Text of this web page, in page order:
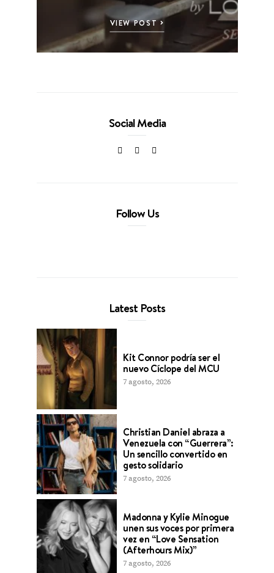
VIEW POST
Social Media
Follow Us
Latest Posts
Kit Connor podría ser el
nuevo Cíclope del MCU
7 agosto, 2026
Christian Daniel abraza a
Venezuela con “Guerrera”:
Un sencillo convertido en
gesto solidario
7 agosto, 2026
Madonna y Kylie Minogue
unen sus voces por primera
vez en “Love Sensation
(Afterhours Mix)”
7 agosto, 2026